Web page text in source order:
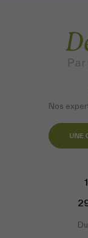
Nos
UNE